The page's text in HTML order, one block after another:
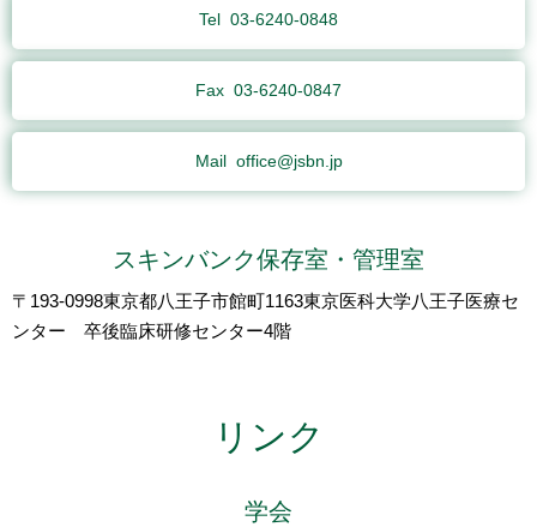
Tel 03-6240-0848
Fax 03-6240-0847
Mail office@jsbn.jp
スキンバンク保存室・管理室
〒193-0998東京都八王子市館町1163東京医科大学八王子医療セ
ンター 卒後臨床研修センター4階
リンク
学会